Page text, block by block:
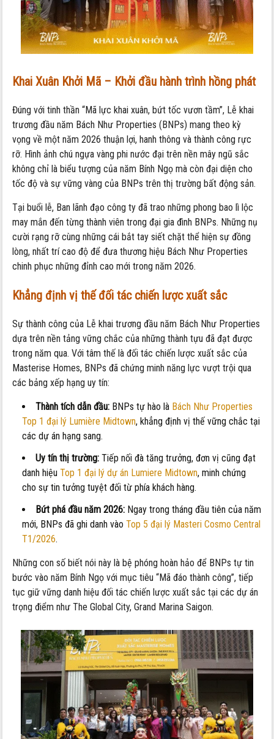
Khai Xuân Khởi Mã – Khởi đầu hành trình hồng phát
Đúng với tinh thần “Mã lực khai xuân, bứt tốc vươn tầm”, Lễ khai
trương đầu năm Bách Như Properties (BNPs) mang theo kỳ
vọng về một năm 2026 thuận lợi, hanh thông và thành công rực
rỡ. Hình ảnh chú ngựa vàng phi nước đại trên nền mây ngũ sắc
không chỉ là biểu tượng của năm Bính Ngọ mà còn đại diện cho
tốc độ và sự vững vàng của BNPs trên thị trường bất động sản.
Tại buổi lễ, Ban lãnh đạo công ty đã trao những phong bao lì lộc
may mắn đến từng thành viên trong đại gia đình BNPs. Những nụ
cười rạng rỡ cùng những cái bắt tay siết chặt thể hiện sự đồng
lòng, nhất trí cao độ để đưa thương hiệu Bách Như Properties
chinh phục những đỉnh cao mới trong năm 2026.
Khẳng định vị thế đối tác chiến lược xuất sắc
Sự thành công của Lễ khai trương đầu năm Bách Như Properties
dựa trên nền tảng vững chắc của những thành tựu đã đạt được
trong năm qua. Với tâm thế là đối tác chiến lược xuất sắc của
Masterise Homes, BNPs đã chứng minh năng lực vượt trội qua
các bảng xếp hạng uy tín:
Thành tích dẫn đầu: BNPs tự hào là Bách Như Properties
Top 1 đại lý Lumière Midtown, khẳng định vị thế vững chắc tại
các dự án hạng sang.
Uy tín thị trường: Tiếp nối đà tăng trưởng, đơn vị cũng đạt
danh hiệuTop 1 đại lý dự án Lumiere Midtown, minh chứng
cho sự tin tưởng tuyệt đối từ phía khách hàng.
Bứt phá đầu năm 2026: Ngay trong tháng đầu tiên của năm
mới, BNPs đã ghi danh vàoTop 5 đại lý Masteri Cosmo Central
T1/2026.
Những con số biết nói này là bệ phóng hoàn hảo để BNPs tự tin
bước vào năm Bính Ngọ với mục tiêu “Mã đáo thành công”, tiếp
tục giữ vững danh hiệu đối tác chiến lược xuất sắc tại các dự án
trọng điểm như The Global City, Grand Marina Saigon.